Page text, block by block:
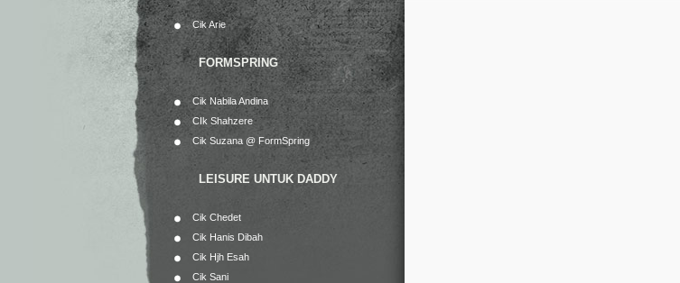
Cik Arie
FORMSPRING
Cik Nabila Andina
CIk Shahzere
Cik Suzana @ FormSpring
LEISURE UNTUK DADDY
Cik Chedet
Cik Hanis Dibah
Cik Hjh Esah
Cik Sani